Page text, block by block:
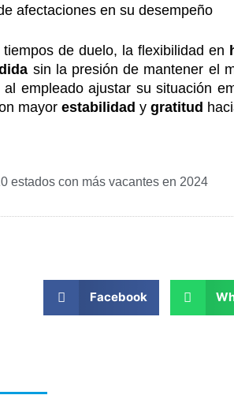
afectaciones en su desempeño
tiempos de duelo, la flexibilidad en
sin la presión de mantener el
al empleado ajustar su situación
mayor estabilidad y gratitud
estados con más vacantes en 2024
Facebook